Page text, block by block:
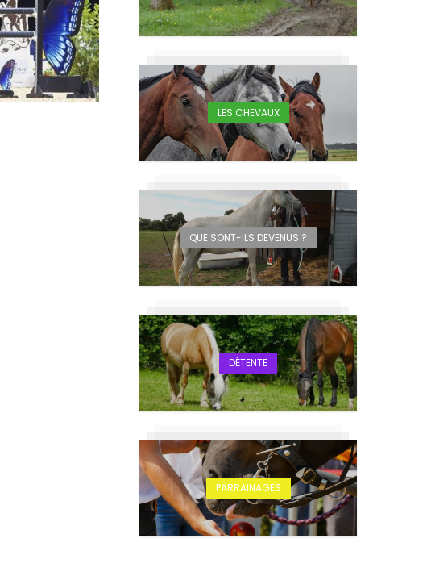
LES CHEVAUX
QUE SONT-ILS DEVENUS ?
DÉTENTE
PARRAINAGES